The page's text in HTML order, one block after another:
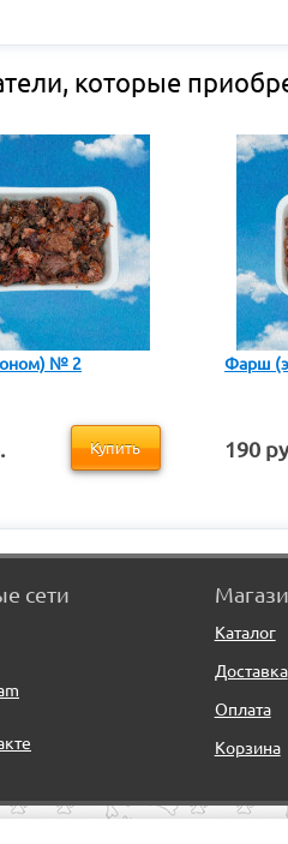
которые
№ 2
Купить
Фарш
190
сети
Каталог
Доставка
Оплата
Корзина